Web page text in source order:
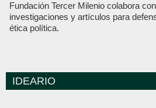
Fundación Tercer Milenio colabora
investigaciones y artículos para
ética política.
IDEARIO